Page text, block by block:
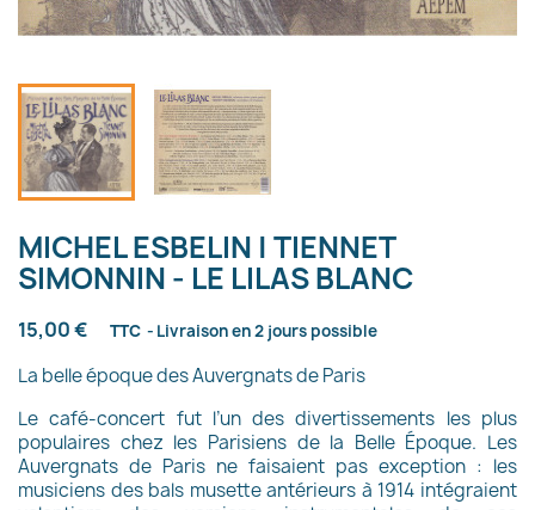
MICHEL ESBELIN | TIENNET
SIMONNIN - LE LILAS BLANC
15,00 € TTC Livraison en 2 jours possible
La belle époque des Auvergnats de Paris
Le café-concert fut l’un des divertissements les plus
populaires chez les Parisiens de la Belle Époque. Les
Auvergnats de Paris ne faisaient pas exception : les
musiciens des bals musette antérieurs à 1914 intégraient